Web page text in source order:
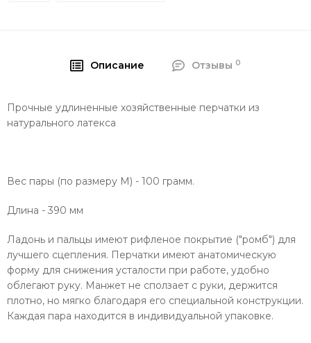
Описание Отзывы 0
Прочные удлиненные хозяйственные перчатки из
натурального латекса
Вес пары (по размеру M) - 100 грамм.
Длина - 390 мм
Ладонь и пальцы имеют рифленое покрытие ("ромб") для
лучшего сцепления. Перчатки имеют анатомическую
форму для снижения усталости при работе, удобно
облегают руку. Манжет не сползает с руки, держится
плотно, но мягко благодаря его специальной конструкции.
Каждая пара находится в индивидуальной упаковке.